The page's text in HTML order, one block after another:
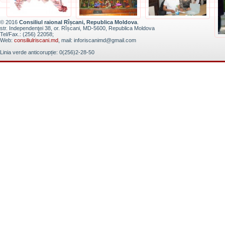
© 2016 Consiliul raional Rîșcani, Republica Moldova
str. Independenţei 38, or. Rîșcani, MD-5600, Republica Moldova
Tel/Fax.: (256) 22058;
Web: consiliulriscani.md , mail: inforiscanimd@gmail.com
Linia verde anticorupție: 0(256)2-28-50